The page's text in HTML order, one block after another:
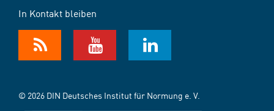
In Kontakt bleiben
© 2026 DIN Deutsches Institut für Normung e. V.